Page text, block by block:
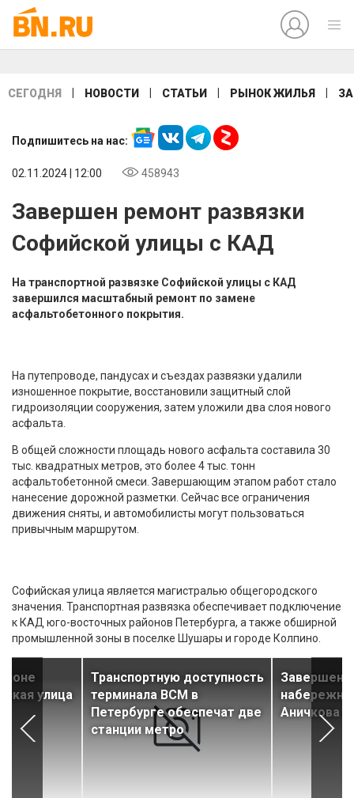
СЕГОДНЯ НОВОСТИ СТАТЬИ РЫНОК ЖИЛЬЯ
Подпишитесь на нас:
02.11.2024 | 12:00 458943
Завершен ремонт развязки
Софийской улицы с КАД
На транспортной развязке Софийской улицы с КАД
завершился масштабный ремонт по замене
асфальтобетонного покрытия.
На путепроводе, пандусах и съездах развязки удалили
изношенное покрытие, восстановили защитный слой
гидроизоляции сооружения, затем уложили два слоя нового
асфальта.
В общей сложности площадь нового асфальта составила 30
тыс. квадратных метров, это более 4 тыс. тонн
асфальтобетонной смеси. Завершающим этапом работ стало
нанесение дорожной разметки. Сейчас все ограничения
движения сняты, и автомобилисты могут пользоваться
привычным маршрутом.
Софийская улица является магистралью общегородского
значения. Транспортная развязка обеспечивает подключение
к КАД юго-восточных районов Петербурга, а также обширной
промышленной зоны в поселке Шушары и городе Колпино.
улица
Транспортную доступность
терминала ВСМ в
Петербурге обеспечат две
станции метро
Завершен
Аничкова